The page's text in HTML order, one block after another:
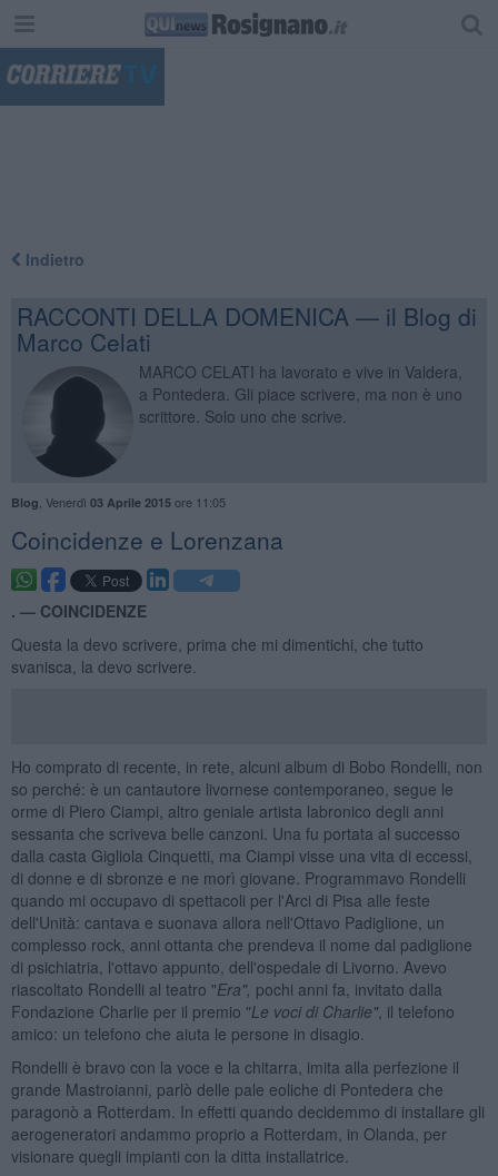
Indietro
RACCONTI DELLA DOMENICA — il Blog di
Marco Celati
MARCO CELATI ha lavorato e vive in Valdera,
a Pontedera. Gli piace scrivere, ma non è uno
scrittore. Solo uno che scrive.
Blog Venerdì 03 Aprile 2015ore 11:05
Coincidenze e Lorenzana
. — COINCIDENZE
Questa la devo scrivere, prima che mi dimentichi, che tutto
svanisca, la devo scrivere.
Ho comprato di recente, in rete, alcuni album di Bobo Rondelli, non
so perché: è un cantautore livornese contemporaneo, segue le
orme di Piero Ciampi, altro geniale artista labronico degli anni
sessanta che scriveva belle canzoni. Una fu portata al successo
dalla casta Gigliola Cinquetti, ma Ciampi visse una vita di eccessi,
di donne e di sbronze e ne morì giovane. Programmavo Rondelli
quando mi occupavo di spettacoli per l'Arci di Pisa alle feste
dell'Unità: cantava e suonava allora nell'Ottavo Padiglione, un
complesso rock, anni ottanta che prendeva il nome dal padiglione
di psichiatria, l'ottavo appunto, dell'ospedale di Livorno. Avevo
riascoltato Rondelli al teatro "Era", pochi anni fa, invitato dalla
Fondazione Charlie per il premio "Le voci di Charlie", il telefono
amico: un telefono che aiuta le persone in disagio.
Rondelli è bravo con la voce e la chitarra, imita alla perfezione il
grande Mastroianni, parlò delle pale eoliche di Pontedera che
paragonò a Rotterdam. In effetti quando decidemmo di installare gli
aerogeneratori andammo proprio a Rotterdam, in Olanda, per
visionare quegli impianti con la ditta installatrice.